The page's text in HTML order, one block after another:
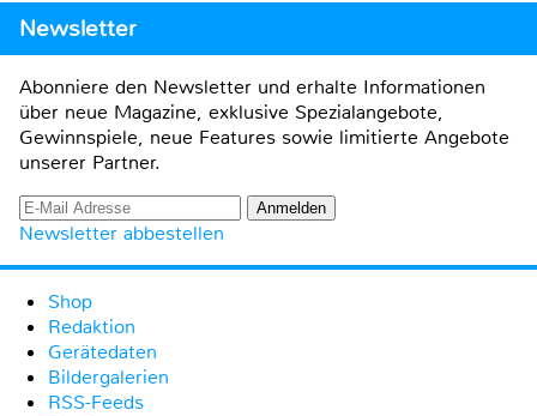
Newsletter
Abonniere den Newsletter und erhalte Informationen
über neue Magazine, exklusive Spezialangebote,
Gewinnspiele, neue Features sowie limitierte Angebote
unserer Partner.
Newsletter abbestellen
Shop
Redaktion
Gerätedaten
Bildergalerien
RSS-Feeds